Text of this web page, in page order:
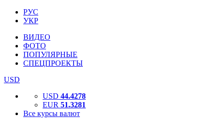
РУС
УКР
ВИДЕО
ФОТО
ПОПУЛЯРНЫЕ
СПЕЦПРОЕКТЫ
USD
USD 44.4278
EUR 51.3281
Все курсы валют